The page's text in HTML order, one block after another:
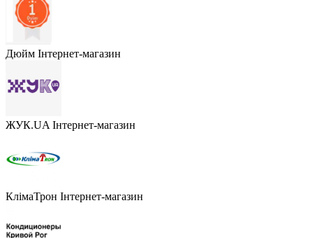
Дюйм Інтернет-магазин
ЖУК.UAІнтернет-магазин
КлімаТрон Інтернет-магазин